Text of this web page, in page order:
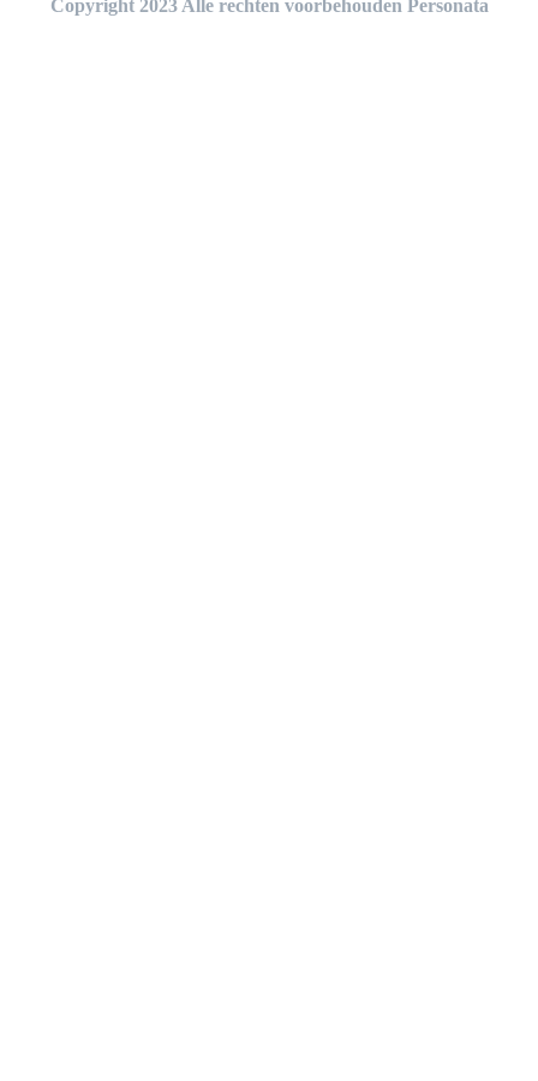
Copyright 2023 Alle rechten voorbehouden Personata